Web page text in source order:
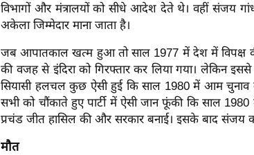
विभागों और मंत्रालयों को सीधे आदेश देते थे। वहीं संजय
अकेला जिम्मेदार माना जाता है।
जब आपातकाल खत्म हुआ तो साल 1977 में देश में विपक्ष
की वजह से इंदिरा को गिरफ्तार कर लिया गया। लेकिन इससे
सियासी हलचल कुछ ऐसी हुई कि साल 1980 में आम चुनाव
सभी को चौंकाते हुए पार्टी में ऐसी जान फूंकी कि साल 1980
प्रचंड जीत हासिल की और सरकार बनाई। इसके बाद संजय
मौत